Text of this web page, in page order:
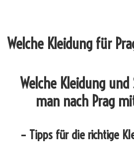
Welche Kleidung für
Welche Kleidung
man nach Prag
– Tipps für die richtige